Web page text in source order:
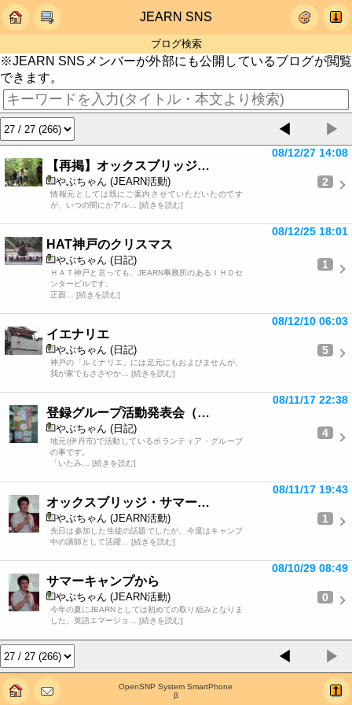
JEARN SNS
ブログ検索
※JEARN SNSメンバーが外部にも公開しているブログが閲覧
できます。
◀ ▶
【再掲】オックスブリッジ…
やぶちゃん (JEARN活動)
情報元としては既にご案内させていただいたのです
が、いつの間にかアル… [続きを読む]
08/12/27 14:08
2
HAT神戸のクリスマス
やぶちゃん (日記)
ＨＡＴ神戸と言っても、JEARN事務所のあるＩＨＤセ
ンタービルです。
正面… [続きを読む]
08/12/25 18:01
1
イエナリエ
やぶちゃん (日記)
神戸の「ルミナリエ」には足元にもおよびませんが、
我が家でもささやか… [続きを読む]
08/12/10 06:03
5
登録グループ活動発表会（…
やぶちゃん (日記)
地元(伊丹市)で活動しているボランティア・グループ
の事です。
「いたみ… [続きを読む]
08/11/17 22:38
4
オックスブリッジ・サマー…
やぶちゃん (JEARN活動)
先日は参加した生徒の話題でしたが、今度はキャンプ
中の講師として活躍… [続きを読む]
08/11/17 19:43
1
サマーキャンプから
やぶちゃん (JEARN活動)
今年の夏にJEARNとしては初めての取り組みとなりま
した、英語エマージョ… [続きを読む]
08/10/29 08:49
0
◀ ▶
OpenSNP System SmartPhone
β